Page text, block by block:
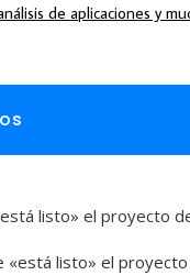
de aplicaciones y
listo» el proyecto